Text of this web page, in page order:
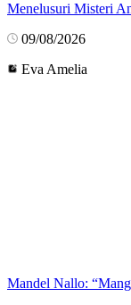
Menelusuri Misteri
09/08/2026
Eva Amelia
Mandel Nallo: